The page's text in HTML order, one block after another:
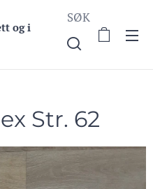
og i
SØK
Str. 62